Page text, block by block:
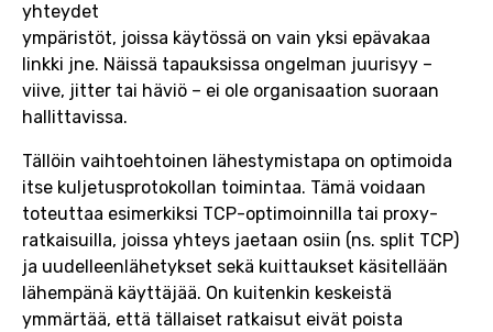
yhteydet
ympäristöt, joissa käytössä on vain yksi epävakaa
linkki jne. Näissä tapauksissa ongelman juurisyy –
viive, jitter tai häviö – ei ole organisaation suoraan
hallittavissa.
Tällöin vaihtoehtoinen lähestymistapa on optimoida
itse kuljetusprotokollan toimintaa. Tämä voidaan
toteuttaa esimerkiksi TCP-optimoinnilla tai proxy-
ratkaisuilla, joissa yhteys jaetaan osiin (ns. split TCP)
ja uudelleenlähetykset sekä kuittaukset käsitellään
lähempänä käyttäjää. On kuitenkin keskeistä
ymmärtää, että tällaiset ratkaisut eivät poista